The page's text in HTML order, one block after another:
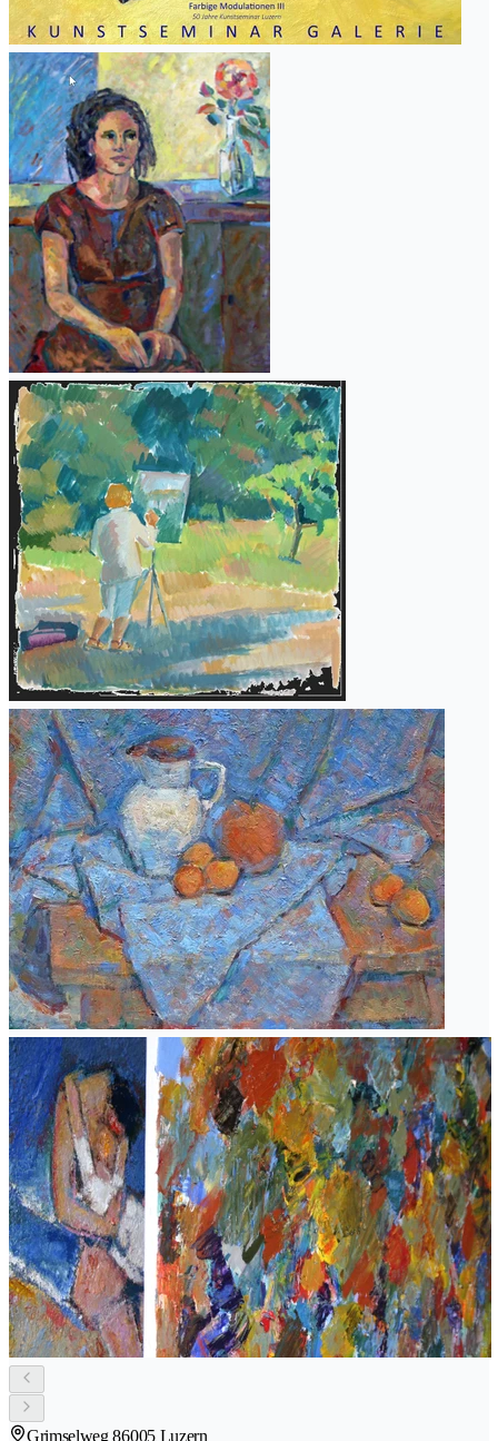
Grimselweg 86005 Luzern